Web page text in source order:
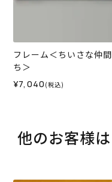
フレーム＜ちいさな仲
ち＞
¥7,040 (税込)
他のお客様